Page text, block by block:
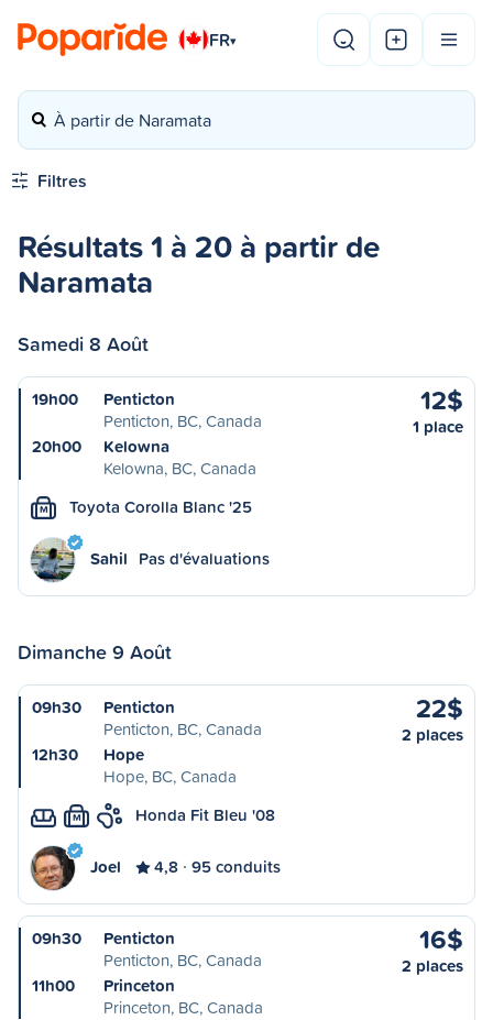
FR▾
À partir de Naramata
Filtres
Résultats 1 à 20 à partir de
Naramata
Samedi 8 Août
19h00
Penticton
Penticton, BC, Canada
20h00
Kelowna
Kelowna, BC, Canada
12$
1 place
M Toyota Corolla Blanc '25
Sahil Pas d'évaluations
Dimanche 9 Août
09h30
Penticton
Penticton, BC, Canada
12h30
Hope
Hope, BC, Canada
22$
2 places
M Honda Fit Bleu '08
Joel 4,8 95 conduits
09h30
Penticton
Penticton, BC, Canada
11h00
Princeton
Princeton, BC, Canada
16$
2 places